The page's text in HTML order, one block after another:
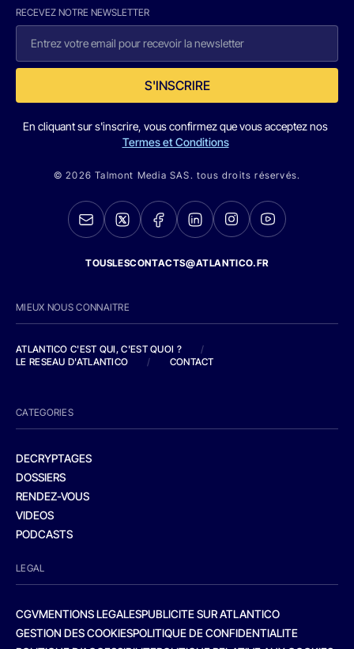
RECEVEZ NOTRE NEWSLETTER
S'INSCRIRE
En cliquant sur s'inscrire, vous confirmez que vous acceptez nos
Termes et Conditions
© 2026 Talmont Media SAS. tous droits réservés.
TOUSLESCONTACTS@ATLANTICO.FR
MIEUX NOUS CONNAITRE
ATLANTICO C'EST QUI, C'EST QUOI ?
/
LE RESEAU D'ATLANTICO
/ CONTACT
CATEGORIES
DECRYPTAGES
DOSSIERS
RENDEZ-VOUS
VIDEOS
PODCASTS
LEGAL
CGVMENTIONS LEGALESPUBLICITE SUR ATLANTICO
GESTION DES COOKIESPOLITIQUE DE CONFIDENTIALITE